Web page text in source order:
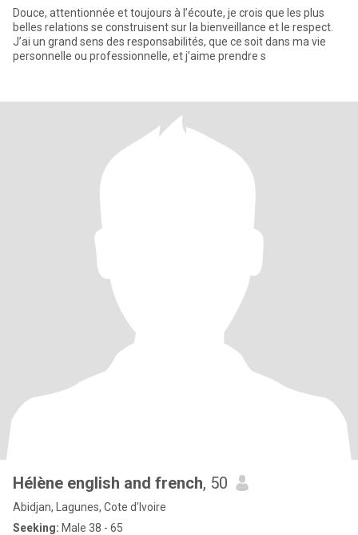
Douce, attentionnée et toujours à l’écoute, je crois que les plus
belles relations se construisent sur la bienveillance et le respect.
J’ai un grand sens des responsabilités, que ce soit dans ma vie
personnelle ou professionnelle, et j’aime prendre s
Hélène english and french, 50
Abidjan, Lagunes, Cote d'Ivoire
Seeking: Male 38 - 65